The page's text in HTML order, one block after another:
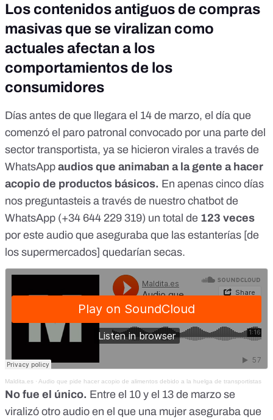
Los contenidos antiguos de compras
masivas que se viralizan como
actuales afectan a los
comportamientos de los
consumidores
Días antes de que llegara el 14 de marzo, el día que
comenzó el paro patronal convocado por una parte del
sector transportista, ya se hicieron virales a través de
WhatsApp audios que animaban a la gente a hacer
acopio de productos básicos. En apenas cinco días
nos preguntasteis a través de nuestro chatbot de
WhatsApp (+34 644 229 319) un total de 123 veces
por este audio que aseguraba que las estanterías [de
los supermercados] quedarían secas.
Maldita.es · Audio que pide hacer acopio de alimentos debido a la huelga de transportistas
No fue el único. Entre el 10 y el 13 de marzo se
viralizó otro audio en el que una mujer aseguraba que